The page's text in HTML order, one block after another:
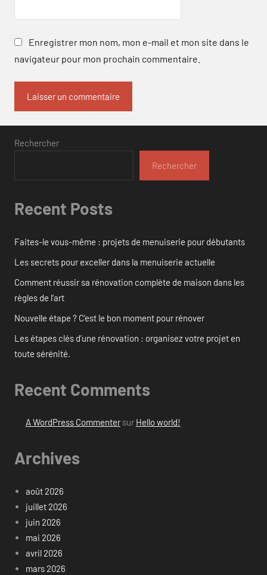
Enregistrer mon nom, mon e-mail et mon site dans le
navigateur pour mon prochain commentaire.
Rechercher
Rechercher
Recent Posts
Faites-le vous-même : projets de menuiserie pour débutants
Les secrets pour exceller dans la menuiserie actuelle
Comment réussir sa rénovation complète de maison dans les
règles de l’art
Nouvelle étape ? C’est le bon moment pour rénover
Les étapes clés d’une rénovation : organisez votre projet en
toute sérénité.
Recent Comments
A WordPress Commentersur Hello world!
Archives
août 2026
juillet 2026
juin 2026
mai 2026
avril 2026
mars 2026